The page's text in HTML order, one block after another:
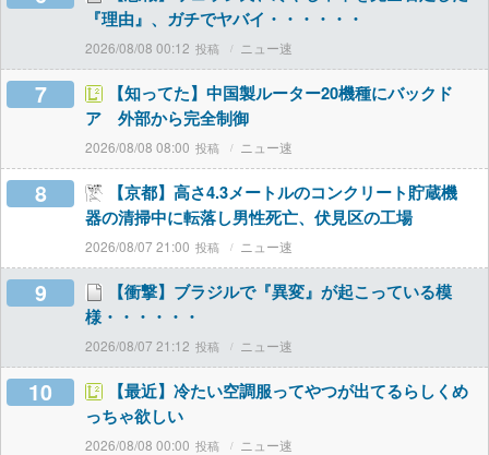
『理由』、ガチでヤバイ・・・・・・
2026/08/08 00:12 ニュー速
7
【知ってた】中国製ルーター20機種にバックド
ア 外部から完全制御
2026/08/08 08:00 ニュー速
8
【京都】高さ4.3メートルのコンクリート貯蔵機
器の清掃中に転落し男性死亡、伏見区の工場
2026/08/07 21:00 ニュー速
9
【衝撃】ブラジルで『異変』が起こっている模
様・・・・・・
2026/08/07 21:12 ニュー速
10
【最近】冷たい空調服ってやつが出てるらしくめ
っちゃ欲しい
2026/08/08 00:00 ニュー速